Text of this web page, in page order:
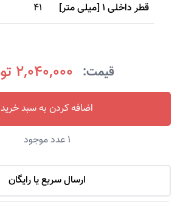
قطر داخلی 1 [میلی متر]
41
قیمت: 2,040,000 تومان
اضافه کردن به سبد خرید
1 عدد موجود
ارسال سریع یا رایگان